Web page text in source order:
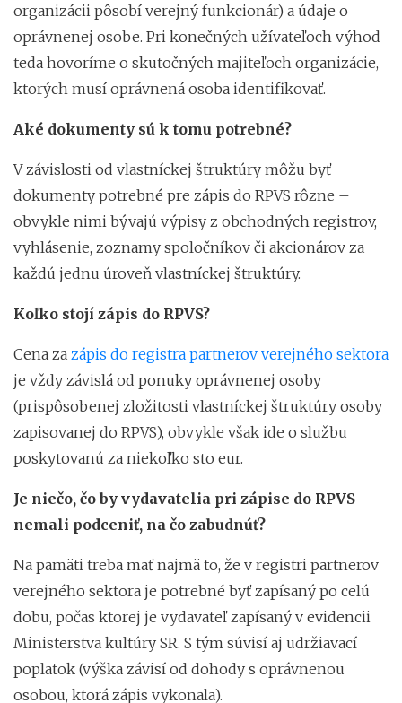
organizácii pôsobí verejný funkcionár) a údaje o
oprávnenej osobe. Pri konečných užívateľoch výhod
teda hovoríme o skutočných majiteľoch organizácie,
ktorých musí oprávnená osoba identifikovať.
Aké dokumenty sú k tomu potrebné?
V závislosti od vlastníckej štruktúry môžu byť
dokumenty potrebné pre zápis do RPVS rôzne –
obvykle nimi bývajú výpisy z obchodných registrov,
vyhlásenie, zoznamy spoločníkov či akcionárov za
každú jednu úroveň vlastníckej štruktúry.
Koľko stojí zápis do RPVS?
Cena za zápis do registra partnerov verejného sektora
je vždy závislá od ponuky oprávnenej osoby
(prispôsobenej zložitosti vlastníckej štruktúry osoby
zapisovanej do RPVS), obvykle však ide o službu
poskytovanú za niekoľko sto eur.
Je niečo, čo by vydavatelia pri zápise do RPVS
nemali podceniť, na čo zabudnúť?
Na pamäti treba mať najmä to, že v registri partnerov
verejného sektora je potrebné byť zapísaný po celú
dobu, počas ktorej je vydavateľ zapísaný v evidencii
Ministerstva kultúry SR. S tým súvisí aj udržiavací
poplatok (výška závisí od dohody s oprávnenou
osobou, ktorá zápis vykonala).